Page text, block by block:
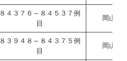
８４３７６～８４５３７例
目
岡山県
８３９４８～８４３７５例
目
岡山市